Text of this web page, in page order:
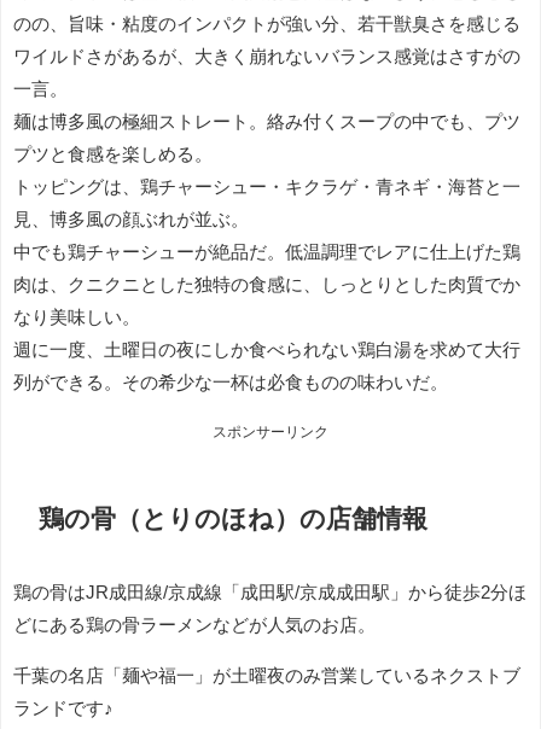
のの、旨味・粘度のインパクトが強い分、若干獣臭さを感じる
ワイルドさがあるが、大きく崩れないバランス感覚はさすがの
一言。
麺は博多風の極細ストレート。絡み付くスープの中でも、プツ
プツと食感を楽しめる。
トッピングは、鶏チャーシュー・キクラゲ・青ネギ・海苔と一
見、博多風の顔ぶれが並ぶ。
中でも鶏チャーシューが絶品だ。低温調理でレアに仕上げた鶏
肉は、クニクニとした独特の食感に、しっとりとした肉質でか
なり美味しい。
週に一度、土曜日の夜にしか食べられない鶏白湯を求めて大行
列ができる。その希少な一杯は必食ものの味わいだ。
スポンサーリンク
鶏の骨（とりのほね）の店舗情報
鶏の骨はJR成田線/京成線「成田駅/京成成田駅」から徒歩2分ほ
どにある鶏の骨ラーメンなどが人気のお店。
千葉の名店「麺や福一」が土曜夜のみ営業しているネクストブ
ランドです♪